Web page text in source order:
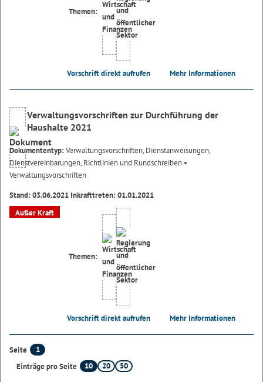
Themen:
Vorschrift direkt aufrufen Mehr Informationen
Verwaltungsvorschriften zur Durchführung der
Haushalte 2021
Dokumententyp:Verwaltungsvorschriften, Dienstanweisungen,
Dienstvereinbarungen, Richtlinien und Rundschreiben •
Verwaltungsvorschriften
Stand: 03.06.2021 Inkrafttreten: 01.01.2021
Außer Kraft
Themen:
Vorschrift direkt aufrufen Mehr Informationen
Seite
1
Einträge pro Seite
10 20 50